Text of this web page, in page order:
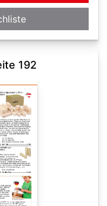
192